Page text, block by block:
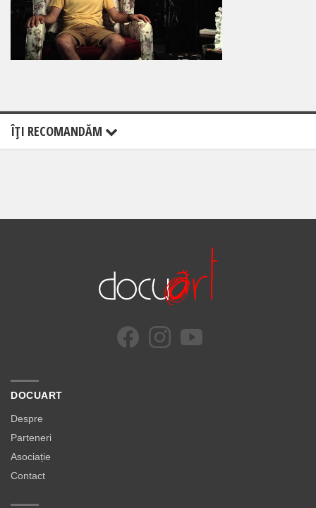
ÎŢI RECOMANDĂM
DOCUART
Despre
Parteneri
Asociație
Contact